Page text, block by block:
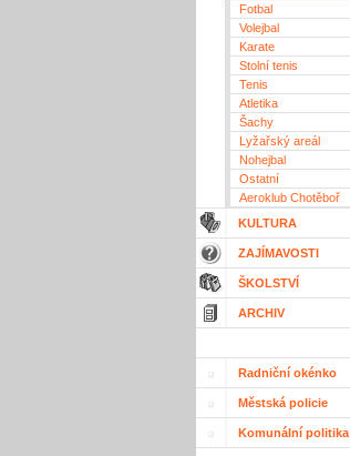
Fotbal
Volejbal
Karate
Stolní tenis
Tenis
Atletika
Šachy
Lyžařský areál
Nohejbal
Ostatní
Aeroklub Chotěboř
KULTURA
ZAJÍMAVOSTI
ŠKOLSTVÍ
ARCHIV
Radniční okénko
Městská policie
Komunální politika